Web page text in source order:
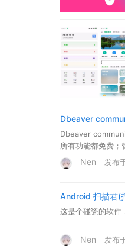
Dbeaver
Dbeaver
所有功能都免费；
Nen 发布
Android 扫描君(
这是个碰瓷的软件
Nen 发布